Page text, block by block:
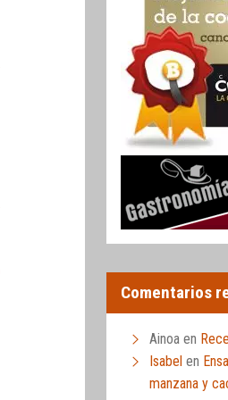
Comentarios
Ainoa en
Isabel en
manzana y